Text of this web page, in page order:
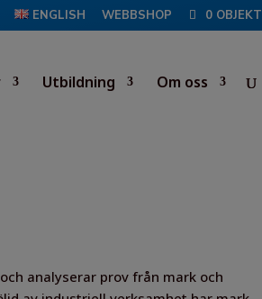
ENGLISH WEBBSHOP 0 OBJEKT
Utbildning Om oss
analyserar prov från mark och